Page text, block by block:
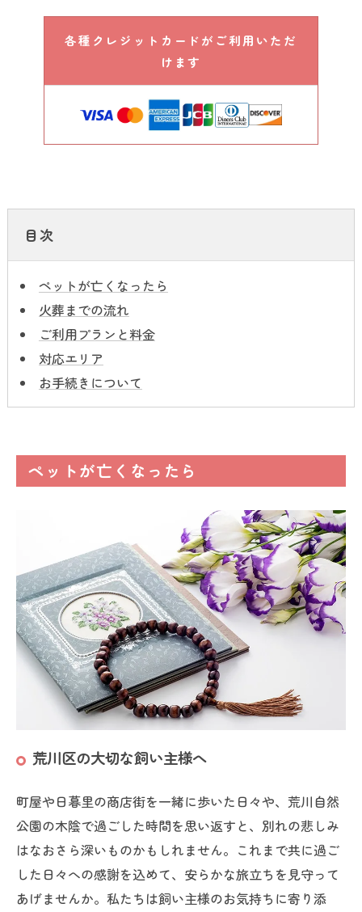
各種クレジットカードがご利用いただ
けます
目次
ペットが亡くなったら
火葬までの流れ
ご利用プランと料金
対応エリア
お手続きについて
ペットが亡くなったら
荒川区の大切な飼い主様へ
町屋や日暮里の商店街を一緒に歩いた日々や、荒川自然
公園の木陰で過ごした時間を思い返すと、別れの悲しみ
はなおさら深いものかもしれません。これまで共に過ご
した日々への感謝を込めて、安らかな旅立ちを見守って
あげませんか。私たちは飼い主様のお気持ちに寄り添